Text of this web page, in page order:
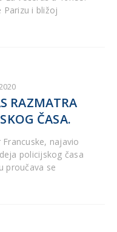
Parizu i bližoj
RAZMATRA
ČASA.
najavio
policijskog časa
proučava se